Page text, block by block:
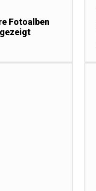
Fotoalben